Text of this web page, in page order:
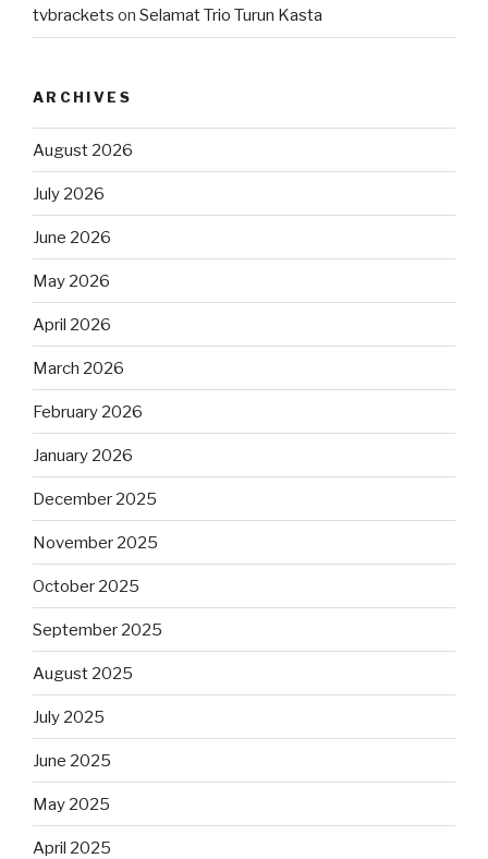
tvbrackets on Selamat Trio Turun Kasta
ARCHIVES
August 2026
July 2026
June 2026
May 2026
April 2026
March 2026
February 2026
January 2026
December 2025
November 2025
October 2025
September 2025
August 2025
July 2025
June 2025
May 2025
April 2025